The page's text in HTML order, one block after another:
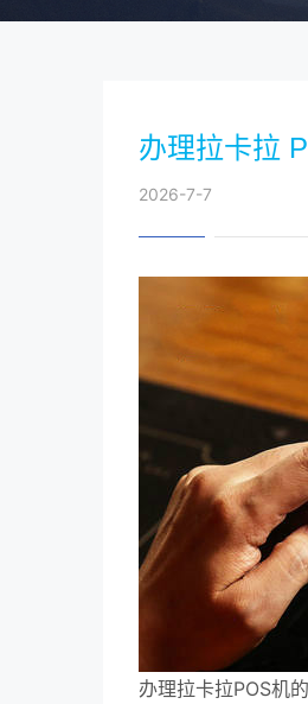
办理拉卡拉
2026-7-7
办理拉卡拉POS机